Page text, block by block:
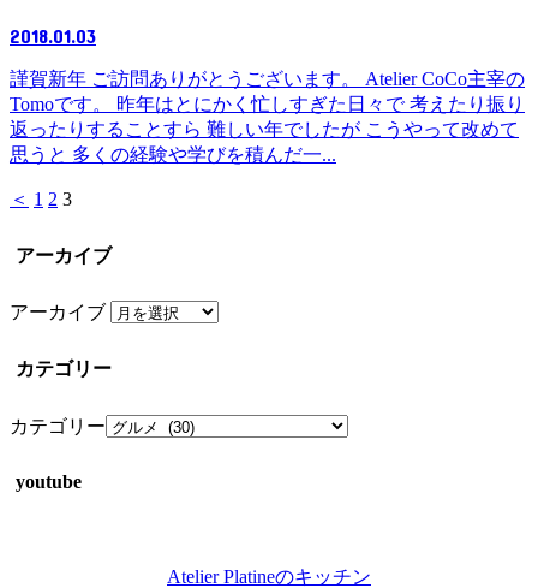
2018.01.03
謹賀新年 ご訪問ありがとうございます。 Atelier CoCo主宰の
Tomoです。 昨年はとにかく忙しすぎた日々で 考えたり振り
返ったりすることすら 難しい年でしたが こうやって改めて
思うと 多くの経験や学びを積んだ一...
＜ 1 2 3
アーカイブ
アーカイブ
カテゴリー
カテゴリー
youtube
Atelier Platineのキッチン